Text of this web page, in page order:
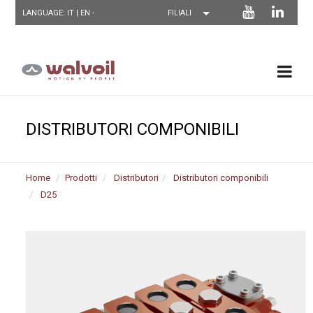
LANGUAGE: IT | EN-
DISTRIBUTORI COMPONIBILI
Home Prodotti Distributori
Distributori componibili
D25